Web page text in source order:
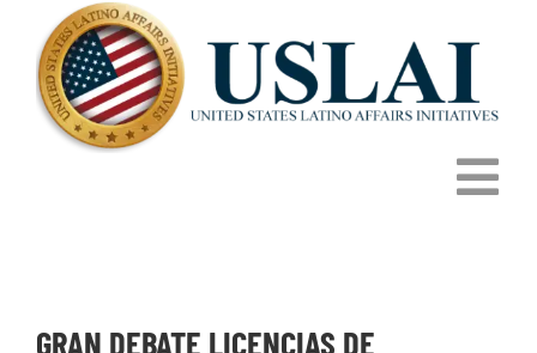
content
HOW IT WORKS
GRAN DEBATE LICENCIAS DE